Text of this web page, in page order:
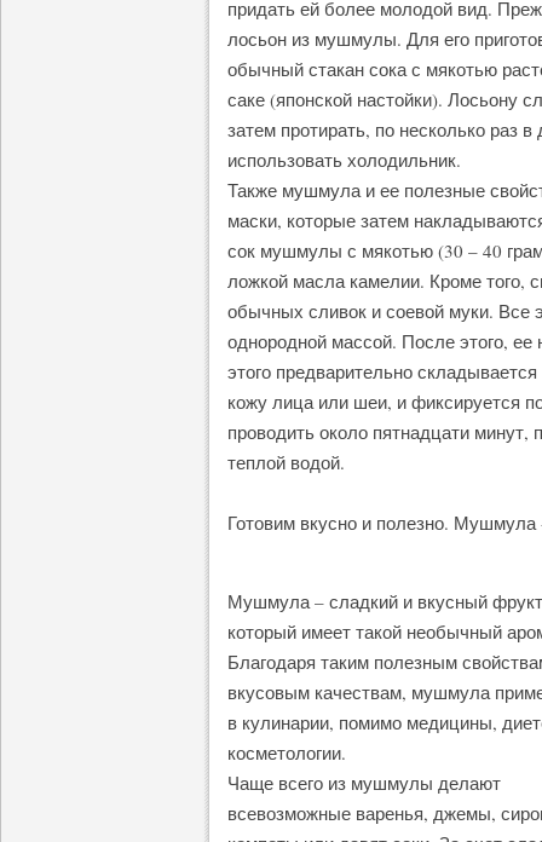
придать ей более молодой вид.
лосьон из мушмулы. Для его
обычный стакан сока с мякотью
саке (японской настойки). Лосьону
затем протирать, по несколько раз
использовать холодильник.
Также мушмула и ее полезные
маски, которые затем
сок мушмулы с мякотью (30 – 40
ложкой масла камелии. Кроме того,
обычных сливок и соевой муки. Все
однородной массой. После этого,
этого предварительно
кожу лица или шеи, и фиксируется
проводить около пятнадцати
теплой водой.
Готовим вкусно и полезно. Мушмула
Мушмула – сладкий и вкусный
который имеет такой необычный
Благодаря таким полезным
вкусовым качествам, мушмула
в кулинарии, помимо медицины,
косметологии.
Чаще всего из мушмулы делают
всевозможные варенья, джемы,